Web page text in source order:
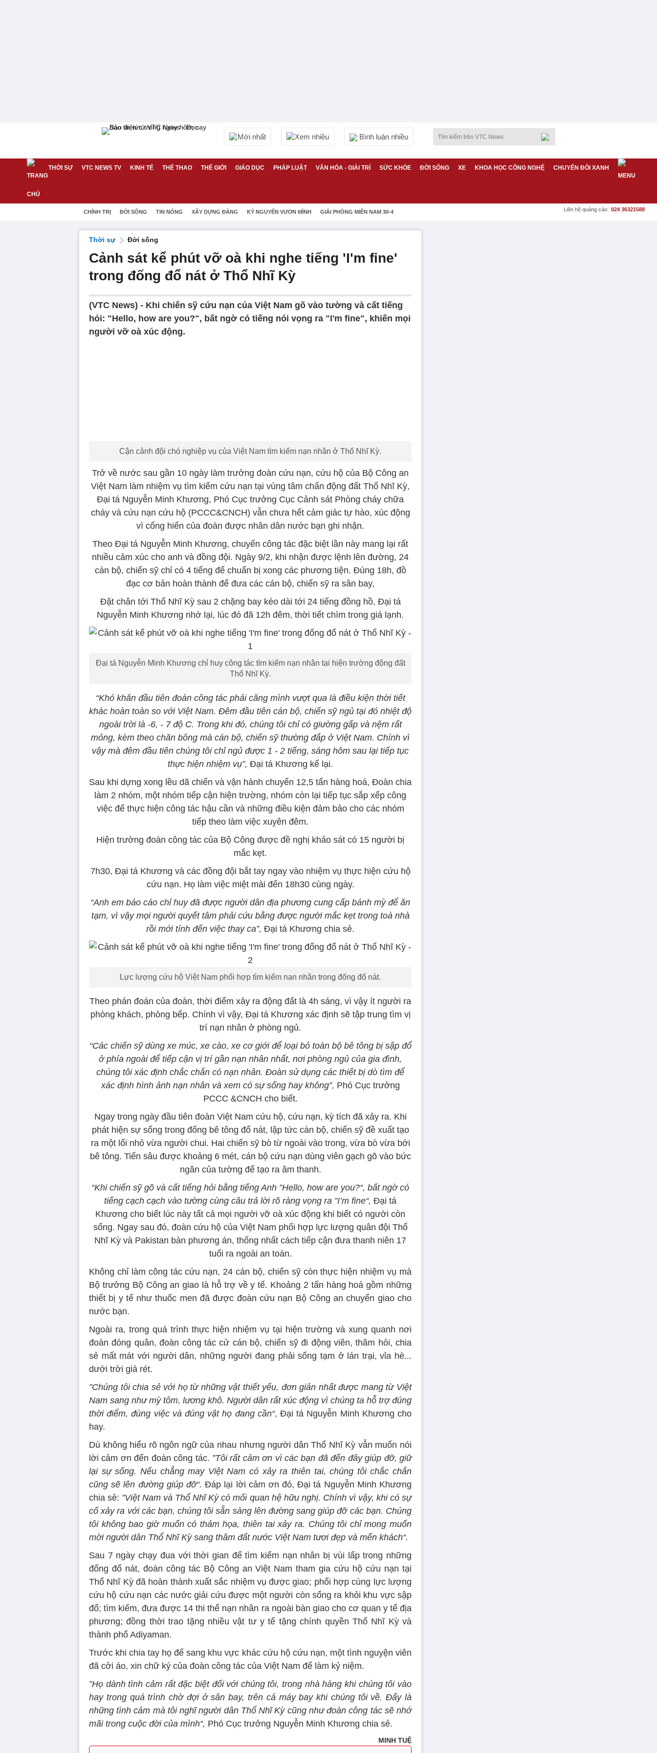
Mới nhất Xem nhiều Bình luận nhiều
THỜI SỰ VTC NEWS TV KINH TẾ THỂ THAO THẾ GIỚI GIÁO DỤC PHÁP LUẬT VĂN HÓA - GIẢI TRÍ SỨC KHỎE ĐỜI SỐNG XE KHOA HỌC CÔNG NGHỆ CHUYỂN ĐỔI XANH
CHÍNH TRỊ ĐỜI SỐNG TIN NÓNG XÂY DỰNG ĐẢNG KỶ NGUYÊN VƯƠN MÌNH GIẢI PHÓNG MIỀN NAM 30-4 Liên hệ quảng cáo: 024 36321588
Thời sự Đời sống
Cảnh sát kể phút vỡ oà khi nghe tiếng 'I'm fine'
trong đống đổ nát ở Thổ Nhĩ Kỳ
(VTC News) - Khi chiến sỹ cứu nạn của Việt Nam gõ vào tường và cất tiếng
hỏi: "Hello, how are you?", bất ngờ có tiếng nói vọng ra "I'm fine", khiến mọi
người vỡ oà xúc động.
Cận cảnh đội chó nghiệp vụ của Việt Nam tìm kiếm nạn nhân ở Thổ Nhĩ Kỳ.
Trở về nước sau gần 10 ngày làm trưởng đoàn cứu nạn, cứu hộ của Bộ Công an
Việt Nam làm nhiệm vụ tìm kiếm cứu nạn tại vùng tâm chấn động đất Thổ Nhĩ Kỳ,
Đại tá Nguyễn Minh Khương, Phó Cục trưởng Cục Cảnh sát Phòng cháy chữa
cháy và cứu nạn cứu hộ (PCCC&CNCH) vẫn chưa hết cảm giác tự hào, xúc động
vì cống hiến của đoàn được nhân dân nước bạn ghi nhận.
Theo Đại tá Nguyễn Minh Khương, chuyến công tác đặc biệt lần này mang lại rất
nhiều cảm xúc cho anh và đồng đội. Ngày 9/2, khi nhận được lệnh lên đường, 24
cán bộ, chiến sỹ chỉ có 4 tiếng để chuẩn bị xong các phương tiện. Đúng 18h, đồ
đạc cơ bản hoàn thành để đưa các cán bộ, chiến sỹ ra sân bay,
Đặt chân tới Thổ Nhĩ Kỳ sau 2 chặng bay kéo dài tới 24 tiếng đồng hồ, Đại tá
Nguyễn Minh Khương nhớ lại, lúc đó đã 12h đêm, thời tiết chìm trong giá lạnh.
Đại tá Nguyễn Minh Khương chỉ huy công tác tìm kiếm nạn nhân tại hiện trường động đất
Thổ Nhĩ Kỳ.
“Khó khăn đầu tiên đoàn công tác phải căng mình vượt qua là điều kiện thời tiết
khác hoàn toàn so với Việt Nam. Đêm đầu tiên cán bộ, chiến sỹ ngủ tại đó nhiệt độ
ngoài trời là -6, - 7 độ C. Trong khi đó, chúng tôi chỉ có giường gấp và nệm rất
mỏng, kèm theo chăn bông mà cán bộ, chiến sỹ thường đắp ở Việt Nam. Chính vì
vậy mà đêm đầu tiên chúng tôi chỉ ngủ được 1 - 2 tiếng, sáng hôm sau lại tiếp tục
thực hiện nhiệm vụ”, Đại tá Khương kể lại.
Sau khi dựng xong lều dã chiến và vận hành chuyển 12,5 tấn hàng hoá, Đoàn chia
làm 2 nhóm, một nhóm tiếp cận hiện trường, nhóm còn lại tiếp tục sắp xếp công
việc để thực hiện công tác hậu cần và những điều kiện đảm bảo cho các nhóm
tiếp theo làm việc xuyên đêm.
Hiện trường đoàn công tác của Bộ Công được đề nghị khảo sát có 15 người bị
mắc kẹt.
7h30, Đại tá Khương và các đồng đội bắt tay ngay vào nhiệm vụ thực hiện cứu hộ
cứu nạn. Họ làm việc miệt mài đến 18h30 cùng ngày.
“Anh em báo cáo chỉ huy đã được người dân địa phương cung cấp bánh mỳ để ăn
tạm, vì vậy mọi người quyết tâm phải cứu bằng được người mắc kẹt trong toà nhà
rồi mới tính đến việc thay ca”, Đại tá Khương chia sẻ.
Lực lượng cứu hộ Việt Nam phối hợp tìm kiếm nạn nhân trong đống đổ nát.
Theo phán đoán của đoàn, thời điểm xảy ra động đất là 4h sáng, vì vậy ít người ra
phòng khách, phòng bếp. Chính vì vậy, Đại tá Khương xác định sẽ tập trung tìm vị
trí nạn nhân ở phòng ngủ.
“Các chiến sỹ dùng xe múc, xe cào, xe cơ giới để loại bỏ toàn bộ bê tông bị sập đổ
ở phía ngoài để tiếp cận vị trí gần nạn nhân nhất, nơi phòng ngủ của gia đình,
chúng tôi xác định chắc chắn có nạn nhân. Đoàn sử dụng các thiết bị dò tìm để
xác định hình ảnh nạn nhân và xem có sự sống hay không”, Phó Cục trưởng
PCCC &CNCH cho biết.
Ngay trong ngày đầu tiên đoàn Việt Nam cứu hộ, cứu nạn, kỳ tích đã xảy ra. Khi
phát hiện sự sống trong đống bê tông đổ nát, lập tức cán bộ, chiến sỹ đề xuất tạo
ra một lối nhỏ vừa người chui. Hai chiến sỹ bò từ ngoài vào trong, vừa bò vừa bới
bê tông. Tiến sâu được khoảng 6 mét, cán bộ cứu nạn dùng viên gạch gõ vào bức
ngăn của tường để tạo ra âm thanh.
“Khi chiến sỹ gõ và cất tiếng hỏi bằng tiếng Anh ”Hello, how are you?“, bất ngờ có
tiếng cạch cạch vào tường cùng câu trả lời rõ ràng vọng ra ”I’m fine“, Đại tá
Khương cho biết lúc này tất cả mọi người vỡ oà xúc động khi biết có người còn
sống. Ngay sau đó, đoàn cứu hộ của Việt Nam phối hợp lực lượng quân đội Thổ
Nhĩ Kỳ và Pakistan bàn phương án, thống nhất cách tiếp cận đưa thanh niên 17
tuổi ra ngoài an toàn.
Không chỉ làm công tác cứu nạn, 24 cán bộ, chiến sỹ còn thực hiện nhiệm vụ mà
Bộ trưởng Bộ Công an giao là hỗ trợ về y tế. Khoảng 2 tấn hàng hoá gồm những
thiết bị y tế như thuốc men đã được đoàn cứu nạn Bộ Công an chuyển giao cho
nước bạn.
Ngoài ra, trong quá trình thực hiện nhiệm vụ tại hiện trường và xung quanh nơi
đoàn đóng quân, đoàn công tác cử cán bộ, chiến sỹ đi động viên, thăm hỏi, chia
sẻ mất mát với người dân, những người đang phải sống tạm ở lán trại, vỉa hè...
dưới trời giá rét.
”Chúng tôi chia sẻ với họ từ những vật thiết yếu, đơn giản nhất được mang từ Việt
Nam sang như mỳ tôm, lương khô. Người dân rất xúc động vì chúng ta hỗ trợ đúng
thời điểm, đúng việc và đúng vật họ đang cần“, Đại tá Nguyễn Minh Khương cho
hay.
Dù không hiểu rõ ngôn ngữ của nhau nhưng người dân Thổ Nhĩ Kỳ vẫn muốn nói
lời cảm ơn đến đoàn công tác. ”Tôi rất cảm ơn vì các bạn đã đến đây giúp đỡ, giữ
lại sự sống. Nếu chẳng may Việt Nam có xảy ra thiên tai, chúng tôi chắc chắn
cũng sẽ lên đường giúp đỡ“. Đáp lại lời cảm ơn đó, Đại tá Nguyễn Minh Khương
chia sẻ: ”Việt Nam và Thổ Nhĩ Kỳ có mối quan hệ hữu nghị. Chính vì vậy, khi có sự
cố xảy ra với các bạn, chúng tôi sẵn sàng lên đường sang giúp đỡ các bạn. Chúng
tôi không bao giờ muốn có thảm họa, thiên tai xảy ra. Chúng tôi chỉ mong muốn
mời người dân Thổ Nhĩ Kỳ sang thăm đất nước Việt Nam tươi đẹp và mến khách“.
Sau 7 ngày chạy đua với thời gian để tìm kiếm nạn nhân bị vùi lấp trong những
đống đổ nát, đoàn công tác Bộ Công an Việt Nam tham gia cứu hộ cứu nạn tại
Thổ Nhĩ Kỳ đã hoàn thành xuất sắc nhiệm vụ được giao; phối hợp cùng lực lượng
cứu hộ cứu nạn các nước giải cứu được một người còn sống ra khỏi khu vực sập
đổ; tìm kiếm, đưa được 14 thi thể nạn nhân ra ngoài bàn giao cho cơ quan y tế địa
phương; đồng thời trao tặng nhiều vật tư y tế tặng chính quyền Thổ Nhĩ Kỳ và
thành phố Adiyaman.
Trước khi chia tay họ để sang khu vực khác cứu hộ cứu nạn, một tình nguyện viên
đã cởi áo, xin chữ ký của đoàn công tác của Việt Nam để làm kỷ niệm.
”Họ dành tình cảm rất đặc biệt đối với chúng tôi, trong nhà hàng khi chúng tôi vào
hay trong quá trình chờ đợi ở sân bay, trên cả máy bay khi chúng tôi về. Đấy là
những tình cảm mà tôi nghĩ người dân Thổ Nhĩ Kỳ cũng như đoàn công tác sẽ nhớ
mãi trong cuộc đời của mình“, Phó Cục trưởng Nguyễn Minh Khương chia sẻ.
MINH TUỆ